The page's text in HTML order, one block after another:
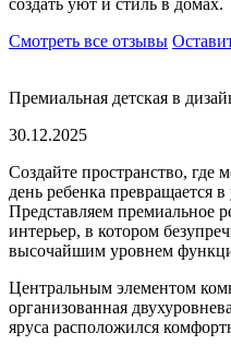
создать уют и стиль в домах.
Смотреть все отзывы
Премиальная детская в
30.12.2025
Создайте пространство,
день ребенка превращается
Представляем премиальное
интерьер, в котором
высочайшим уровнем
Центральным элементом
организованная
яруса расположился